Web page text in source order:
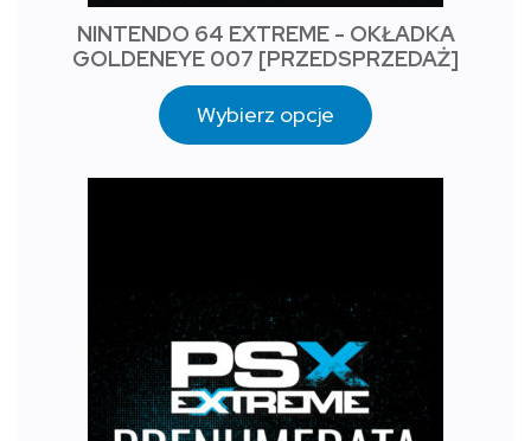
NINTENDO 64 EXTREME - OKŁADKA
GOLDENEYE 007 [PRZEDSPRZEDAŻ]
Wybierz opcje